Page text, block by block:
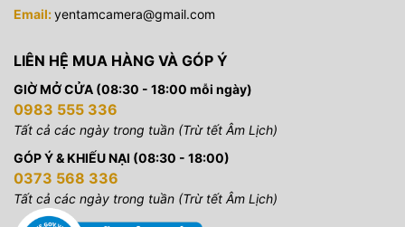
Email:yentamcamera@gmail.com
LIÊN HỆ MUA HÀNG VÀ GÓP Ý
GIỜ MỞ CỬA (08:30 - 18:00 mỗi ngày)
0983 555 336
Tất cả các ngày trong tuần (Trừ tết Âm Lịch)
GÓP Ý & KHIẾU NẠI (08:30 - 18:00)
0373 568 336
Tất cả các ngày trong tuần (Trừ tết Âm Lịch)